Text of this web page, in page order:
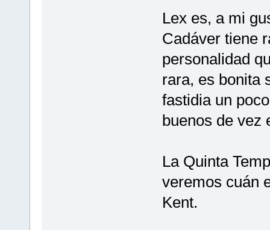
Lex es, a mi
Cadáver tiene
personalidad
rara, es bonita
fastidia un
buenos de vez
La Quinta
veremos cuán
Kent.